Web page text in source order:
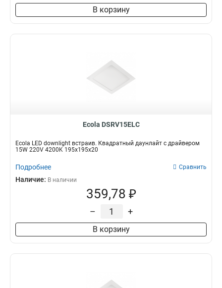
В корзину
Ecola DSRV15ELC
Ecola LED downlight встраив. Квадратный даунлайт с драйвером
15W 220V 4200K 195x195x20
Подробнее Сравнить
Наличие: В наличии
359,78 ₽
– +
В корзину